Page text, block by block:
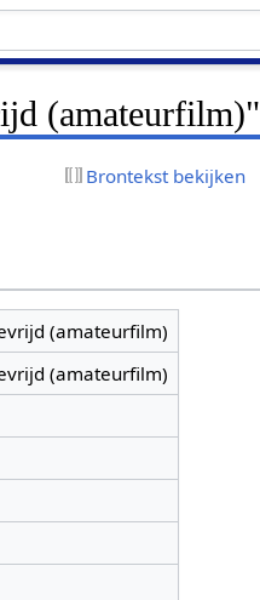
(amateurfilm)"
Brontekst bekijken
(amateurfilm)
(amateurfilm)